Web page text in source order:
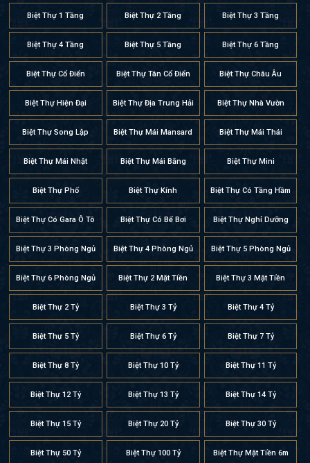
Biệt Thự 1 Tầng Biệt Thự 2 Tầng Biệt Thự 3 Tầng
Biệt Thự 4 Tầng Biệt Thự 5 Tầng Biệt Thự 6 Tầng
Biệt Thự Cổ Điển Biệt Thự Tân Cổ Điển Biệt Thự Châu Âu
Biệt Thự Hiện Đại Biệt Thự Địa Trung Hải Biệt Thự Nhà Vườn
Biệt Thự Song Lập Biệt Thự Mái Mansard Biệt Thự Mái Thái
Biệt Thự Mái Nhật Biệt Thự Mái Bằng Biệt Thự Mini
Biệt Thự Phố Biệt Thự Kính Biệt Thự Có Tầng Hầm
Biệt Thự Có Gara Ô Tô Biệt Thự Có Bể Bơi Biệt Thự Nghỉ Dưỡng
Biệt Thự 3 Phòng Ngủ Biệt Thự 4 Phòng Ngủ Biệt Thự 5 Phòng Ngủ
Biệt Thự 6 Phòng Ngủ Biệt Thự 2 Mặt Tiền Biệt Thự 3 Mặt Tiền
Biệt Thự 2 Tỷ Biệt Thự 3 Tỷ Biệt Thự 4 Tỷ
Biệt Thự 5 Tỷ Biệt Thự 6 Tỷ Biệt Thự 7 Tỷ
Biệt Thự 8 Tỷ Biệt Thự 10 Tỷ Biệt Thự 11 Tỷ
Biệt Thự 12 Tỷ Biệt Thự 13 Tỷ Biệt Thự 14 Tỷ
Biệt Thự 15 Tỷ Biệt Thự 20 Tỷ Biệt Thự 30 Tỷ
Biệt Thự 50 Tỷ Biệt Thự 100 Tỷ Biệt Thự Mặt Tiền 6m